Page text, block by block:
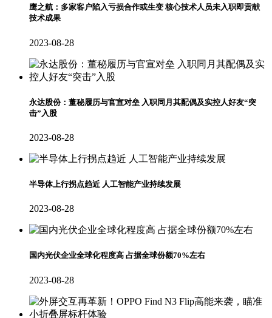
鹰之航：多家客户陷入亏损合作或生变 核心技术人员未入职即贡献
技术成果
2023-08-28
永达股份：董秘履历与官宣对垒 入职同月其配偶及实控人好友“突
击”入股
2023-08-28
半导体上行拐点趋近 人工智能产业持续发展
2023-08-28
国内光伏企业全球化程度高 占据全球份额70%左右
2023-08-28